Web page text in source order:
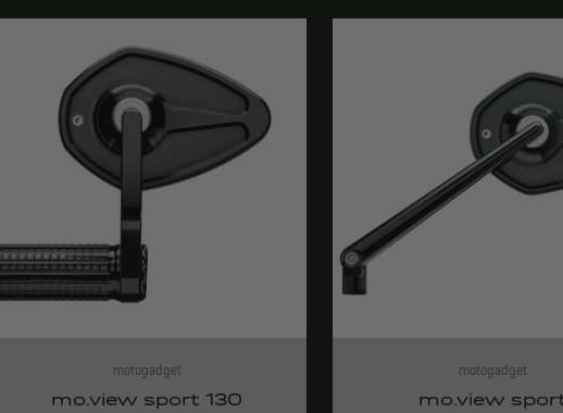
motogadget
mo.view sport 130
motogadget
mo.view